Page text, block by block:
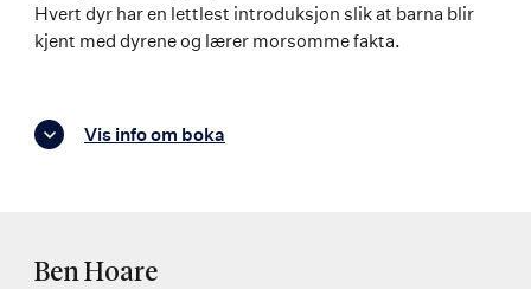
Hvert dyr har en lettlest introduksjon slik at barna blir
kjent med dyrene og lærer morsomme fakta.
Vis info om boka
Ben Hoare